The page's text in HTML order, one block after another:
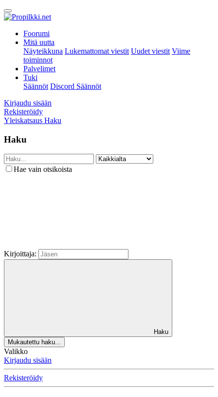
Foorumi
Mitä uutta
Näyteikkuna Lukemattomat viestit Uudet viestit Viime
toiminnot
Palvelimet
Tuki
Säännöt Discord Säännöt
Kirjaudu sisään
Rekisteröidy
Yleiskatsaus Haku
Haku
Hae vain otsikoista
Kirjoittaja:
Haku
Mukautettu haku...
Valikko
Kirjaudu sisään
Rekisteröidy